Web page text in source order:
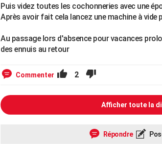
Puis videz toutes les cochonneries avec une
Après avoir fait cela lancez une machine à vide
Au passage lors d'absence pour vacances
des ennuis au retour
Commenter 2
Afficher toute la
Répondre